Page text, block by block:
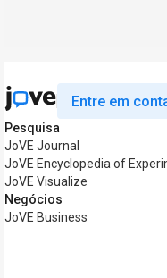
Entre em
Pesquisa
JoVE Journal
JoVE Encyclopedia of
JoVE Visualize
Negócios
JoVE Business